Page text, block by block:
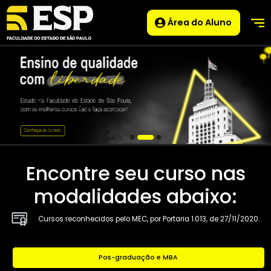
Área do Aluno
Encontre seu curso
modalidades abaixo: